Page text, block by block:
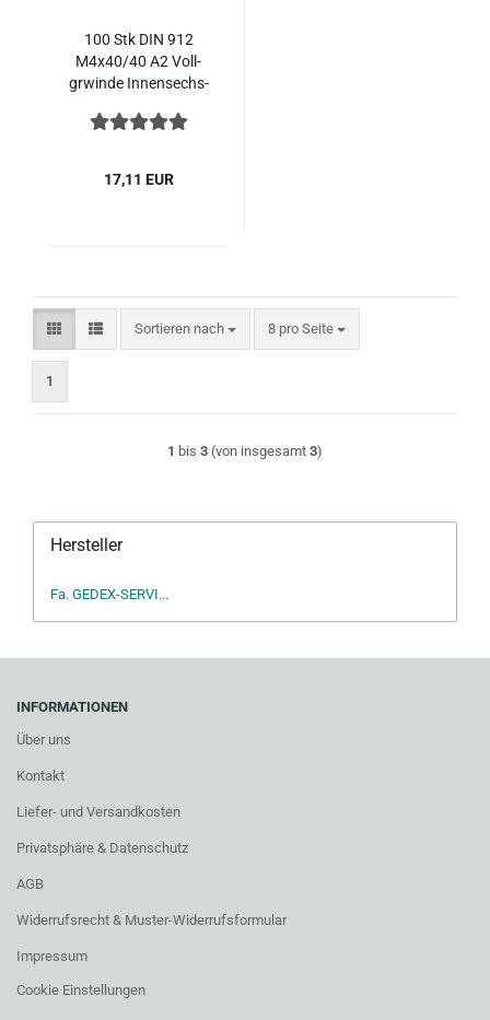
100 Stk DIN 912
M4x40/40 A2 Voll­
grwin­de In­nen­sechs­
Edel­stahl ISO 4762
17,11 EUR
Sortieren nach
Sortieren nach 8 pro Seite
pro Seite
1
1 bis 3 (von insgesamt 3)
Hersteller
Fa. GEDEX-SERVI...
INFORMATIONEN
Über uns
Kontakt
Liefer- und Versandkosten
Privatsphäre & Datenschutz
AGB
Widerrufsrecht & Muster-Widerrufsformular
Impressum
Cookie Einstellungen